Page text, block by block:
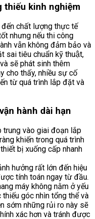
thiếu kinh nghiệm
chất lượng thực tế
nhưng nếu thi công
vẫn không đảm bảo và
sai tiêu chuẩn kỹ thuật,
sẽ phát sinh thêm
cho thấy, nhiều sự cố
từ quá trình lắp đặt và
hành dài hạn
trung vào giai đoạn lắp
khiến trong quá trình
bị xuống cấp nhanh
hưởng rất lớn đến hiệu
tính toán ngay từ đầu.
máy không nằm ở yếu
góc nhìn tổng thể và
sớm những rủi ro này sẽ
xác hơn và tránh được